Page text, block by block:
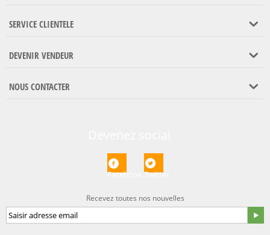
SERVICE CLIENTELE
DEVENIR VENDEUR
NOUS CONTACTER
Facebook Twitter
Recevez toutes nos nouvelles